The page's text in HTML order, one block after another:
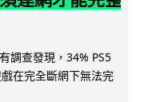
調查發現，34% PS5
在完全斷網下無法完